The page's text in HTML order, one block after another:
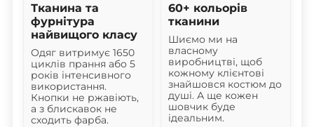
Тканина та
фурнітура
найвищого класу
Одяг витримує 1650
циклів прання або 5
років інтенсивного
використання.
Кнопки не ржавіють,
а з блискавок не
сходить фарба.
60+ кольорів
тканини
Шиємо ми на
власному
виробництві, щоб
кожному клієнтові
знайшовся костюм до
душі. А ще кожен
шовчик буде
ідеальним.